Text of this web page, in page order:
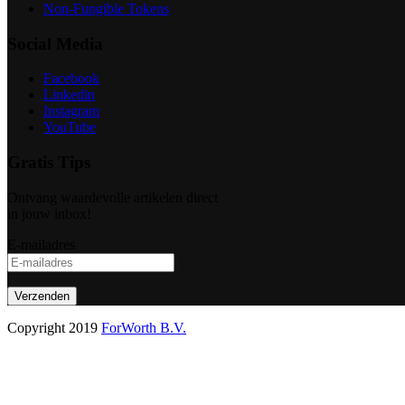
Non-Fungible Tokens
Facebook
Linkedin
Instagram
YouTube
Copyright 2019 ForWorth B.V.